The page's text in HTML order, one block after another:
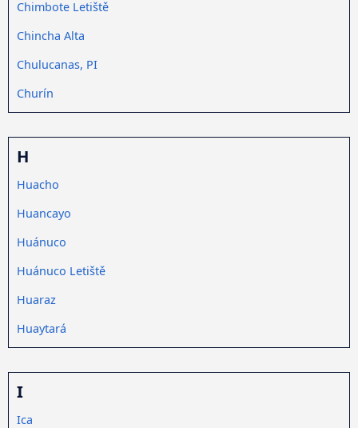
Chimbote Letiště
Chincha Alta
Chulucanas, PI
Churín
H
Huacho
Huancayo
Huánuco
Huánuco Letiště
Huaraz
Huaytará
I
Ica